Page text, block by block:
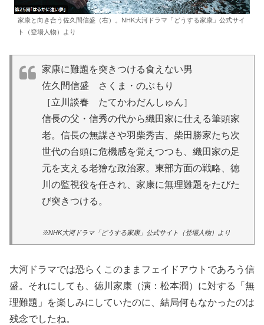
家康と向き合う佐久間信盛（右）。NHK大河ドラマ「どうする家康」公式サイ
ト（登場人物）より
家康に難題を突きつける食えない男
佐久間信盛 さくま・のぶもり
［立川談春 たてかわだんしゅん］
信長の父・信秀の代から織田家に仕える筆頭家
老。信長の無謀さや羽柴秀吉、柴田勝家たち次
世代の台頭に危機感を覚えつつも、織田家の足
元を支える老獪な政治家。東部方面の戦略、徳
川の監視役を任され、家康に無理難題をたびた
び突きつける。
※NHK大河ドラマ「どうする家康」公式サイト（登場人物）より
大河ドラマでは恐らくこのままフェイドアウトであろう信
盛。それにしても、徳川家康（演：松本潤）に対する「無
理難題」を楽しみにしていたのに、結局何もなかったのは
残念でしたね。